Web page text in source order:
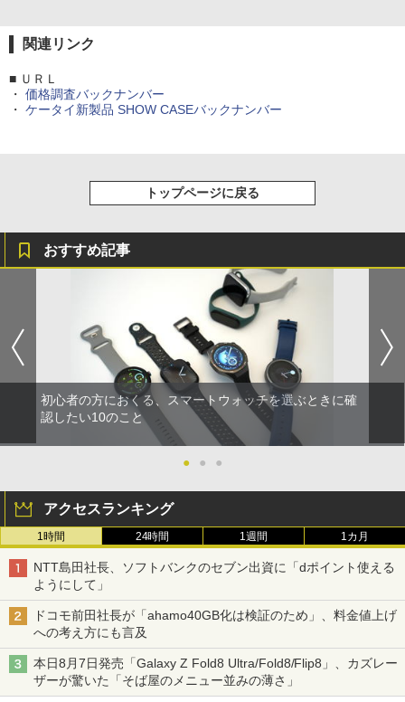
関連リンク
■ ＵＲＬ
・ 価格調査バックナンバー
・ ケータイ新製品 SHOW CASEバックナンバー
トップページに戻る
おすすめ記事
初心者の方におくる、スマートウォッチを選ぶときに確
認したい10のこと
● ● ●
アクセスランキング
1時間 24時間 1週間 1カ月
NTT島田社長、ソフトバンクのセブン出資に「dポイント使える
ようにして」
ドコモ前田社長が「ahamo40GB化は検証のため」、料金値上げ
への考え方にも言及
本日8月7日発売「Galaxy Z Fold8 Ultra/Fold8/Flip8」、カズレー
ザーが驚いた「そば屋のメニュー並みの薄さ」